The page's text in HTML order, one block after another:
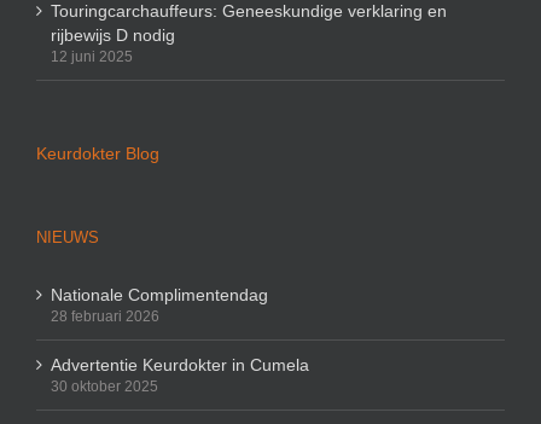
Touringcarchauffeurs: Geneeskundige verklaring en
rijbewijs D nodig
12 juni 2025
Keurdokter Blog
NIEUWS
Nationale Complimentendag
28 februari 2026
Advertentie Keurdokter in Cumela
30 oktober 2025